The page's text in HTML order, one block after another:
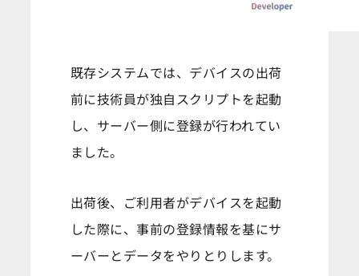
既存システムでは、デバイスの出荷
前に技術員が独自スクリプトを起動
し、サーバー側に登録が行われてい
ました。
出荷後、ご利用者がデバイスを起動
した際に、事前の登録情報を基にサ
ーバーとデータをやりとりします。